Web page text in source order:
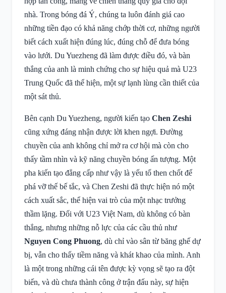
nhà. Trong bóng đá Ý, chúng ta luôn đánh giá cao
những tiền đạo có khả năng chớp thời cơ, những người
biết cách xuất hiện đúng lúc, đúng chỗ để đưa bóng
vào lưới. Du Yuezheng đã làm được điều đó, và bàn
thắng của anh là minh chứng cho sự hiệu quả mà U23
Trung Quốc đã thể hiện, một sự lạnh lùng cần thiết của
một sát thủ.
Bên cạnh Du Yuezheng, người kiến tạo Chen Zeshi
cũng xứng đáng nhận được lời khen ngợi. Đường
chuyền của anh không chỉ mở ra cơ hội mà còn cho
thấy tầm nhìn và kỹ năng chuyền bóng ấn tượng. Một
pha kiến tạo đẳng cấp như vậy là yếu tố then chốt để
phá vỡ thế bế tắc, và Chen Zeshi đã thực hiện nó một
cách xuất sắc, thể hiện vai trò của một nhạc trưởng
thầm lặng. Đối với U23 Việt Nam, dù không có bàn
thắng, nhưng những nỗ lực của các cầu thủ như
Nguyen Cong Phuong, dù chỉ vào sân từ băng ghế dự
bị, vẫn cho thấy tiềm năng và khát khao của mình. Anh
là một trong những cái tên được kỳ vọng sẽ tạo ra đột
biến, và dù chưa thành công ở trận đấu này, sự hiện